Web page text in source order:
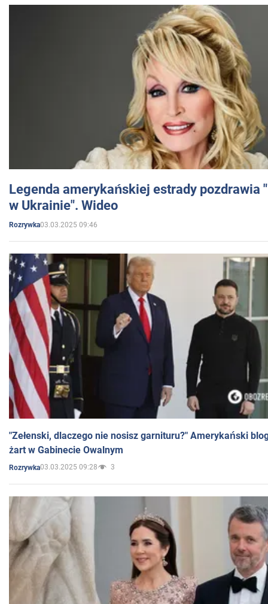
Legenda amerykańskiej estrady pozdrawia
w Ukrainie". Wideo
Rozrywka03.03.2025 09:46
"Zełenski, dlaczego nie nosisz garnituru?" Amerykański
żart w Gabinecie Owalnym
Rozrywka03.03.2025 09:28 3